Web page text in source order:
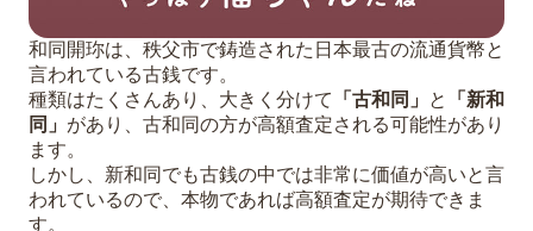
和同開珎は、秩父市で鋳造された日本最古の流通貨幣と
言われている古銭です。
種類はたくさんあり、大きく分けて
「古和同」 と
「新和
同」 があり、古和同の方が高額査定される可能性があり
ます。
しかし、新和同でも古銭の中では非常に価値が高いと言
われているので、本物であれば高額査定が期待できま
す。